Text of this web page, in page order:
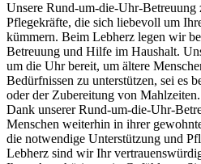
Unsere Rund-um-die-Uhr-Betreuung
Pflegekräfte, die sich liebevoll um
kümmern. Beim Lebherz legen wir
Betreuung und Hilfe im Haushalt.
um die Uhr bereit, um ältere
Bedürfnissen zu unterstützen, sei es
oder der Zubereitung von Mahlzeiten.
Dank unserer Rund-um-die-Uhr-
Menschen weiterhin in ihrer
die notwendige Unterstützung und
Lebherz sind wir Ihr